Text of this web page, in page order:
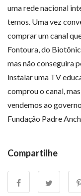
uma rede nacional
temos. Uma vez
comprar um canal
Fontoura, do
mas não conseguira
instalar uma TV
comprou o canal,
vendemos ao
Fundação Padre
Compartilhe